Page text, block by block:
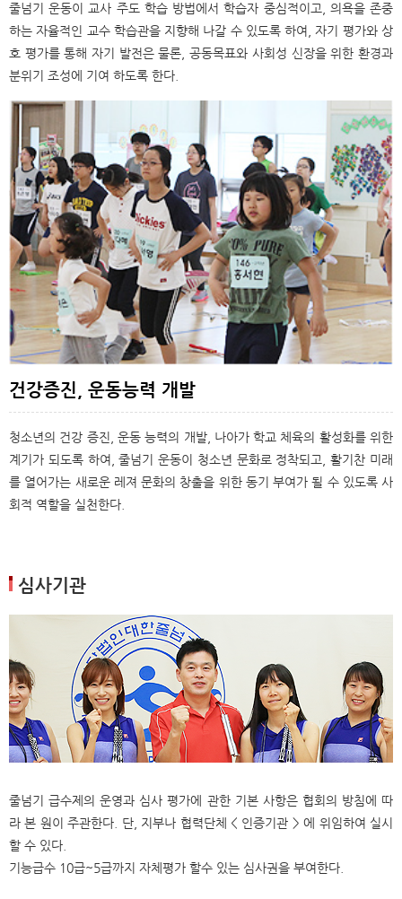
줄넘기 운동이 교사 주도 학습 방법에서 학습자 중심적이고, 의욕을 존중
하는 자율적인 교수 학습관을 지향해 나갈 수 있도록 하여, 자기 평가와 상
호 평가를 통해 자기 발전은 물론, 공동목표와 사회성 신장을 위한 환경과
분위기 조성에 기여 하도록 한다.
건강증진, 운동능력 개발
청소년의 건강 증진, 운동 능력의 개발, 나아가 학교 체육의 활성화를 위한
계기가 되도록 하여, 줄넘기 운동이 청소년 문화로 정착되고, 활기찬 미래
를 열어가는 새로운 레져 문화의 창출을 위한 동기 부여가 될 수 있도록 사
회적 역할을 실천한다.
심사기관
줄넘기 급수제의 운영과 심사 평가에 관한 기본 사항은 협회의 방침에 따
라 본 원이 주관한다. 단, 지부나 협력단체 < 인증기관 > 에 위임하여 실시
할 수 있다.
기능급수 10급~5급까지 자체평가 할수 있는 심사권을 부여한다.